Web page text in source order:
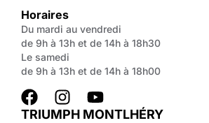
Horaires
Du mardi au vendredi
de 9h à 13h et de 14h à 18h30
Le samedi
de 9h à 13h et de 14h à 18h00
TRIUMPH MONTLHÉRY